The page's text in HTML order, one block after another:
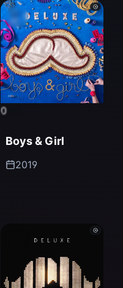
0
Boys & Girl
2019